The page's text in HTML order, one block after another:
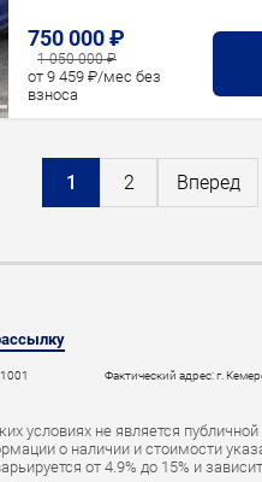
750 000 ₽
1 050 000 ₽
от 9 459 ₽/мес без
взноса
1 2 Вперед
Фактический адрес: г.
условиях не является
о наличии и стоимости
от 4.9% до 15% и